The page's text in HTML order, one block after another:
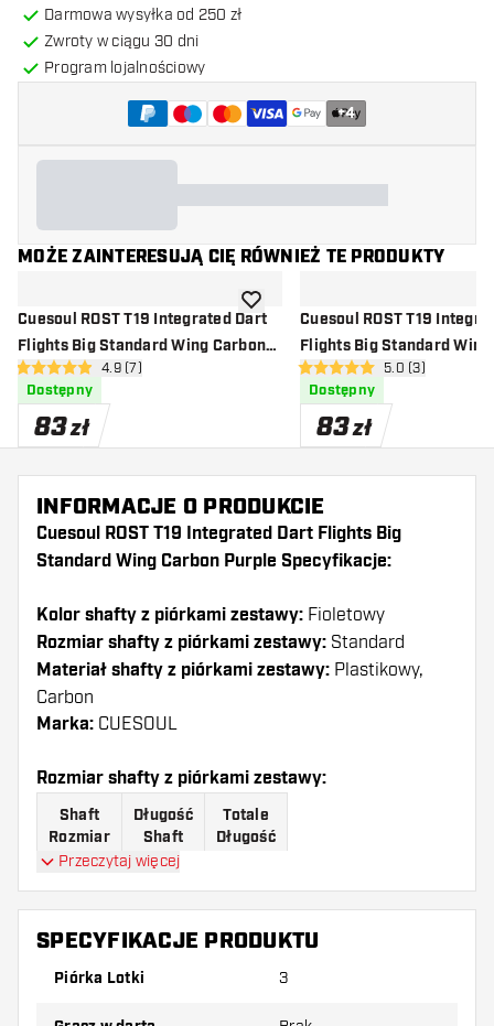
Darmowa wysyłka od 250 zł
Zwroty w ciągu 30 dni
Program lojalnościowy
+4
MOŻE ZAINTERESUJĄ CIĘ RÓWNIEŻ TE PRODUKTY
Cuesoul ROST T19 Integrated Dart
Flights Big Standard Wing Carbon
Red
otwórz panel recenzji
4.9 gwiazdki oceny
4.9 (7)
Dostępny
83zł
dodaj do listy życzeń
Cuesoul ROST T19
Flights Big Standard
Orange otwórz panel
5 gwiazdki oceny5.0 (3)
Dostępny
83zł
INFORMACJE O PRODUKCIE
Cuesoul ROST T19 Integrated Dart Flights Big
Standard Wing Carbon Purple Specyfikacje:
Kolor shafty z piórkami zestawy: Fioletowy
Rozmiar shafty z piórkami zestawy: Standard
Materiał shafty z piórkami zestawy: Plastikowy,
Carbon
Marka: CUESOUL
Rozmiar shafty z piórkami zestawy:
Shaft
Rozmiar
Długość
Shaft
Totale
Długość
24 mm 66 mm
Rozmiar
2
Rozmiar
Przeczytaj więcej
SPECYFIKACJE PRODUKTU
Piórka Lotki 3